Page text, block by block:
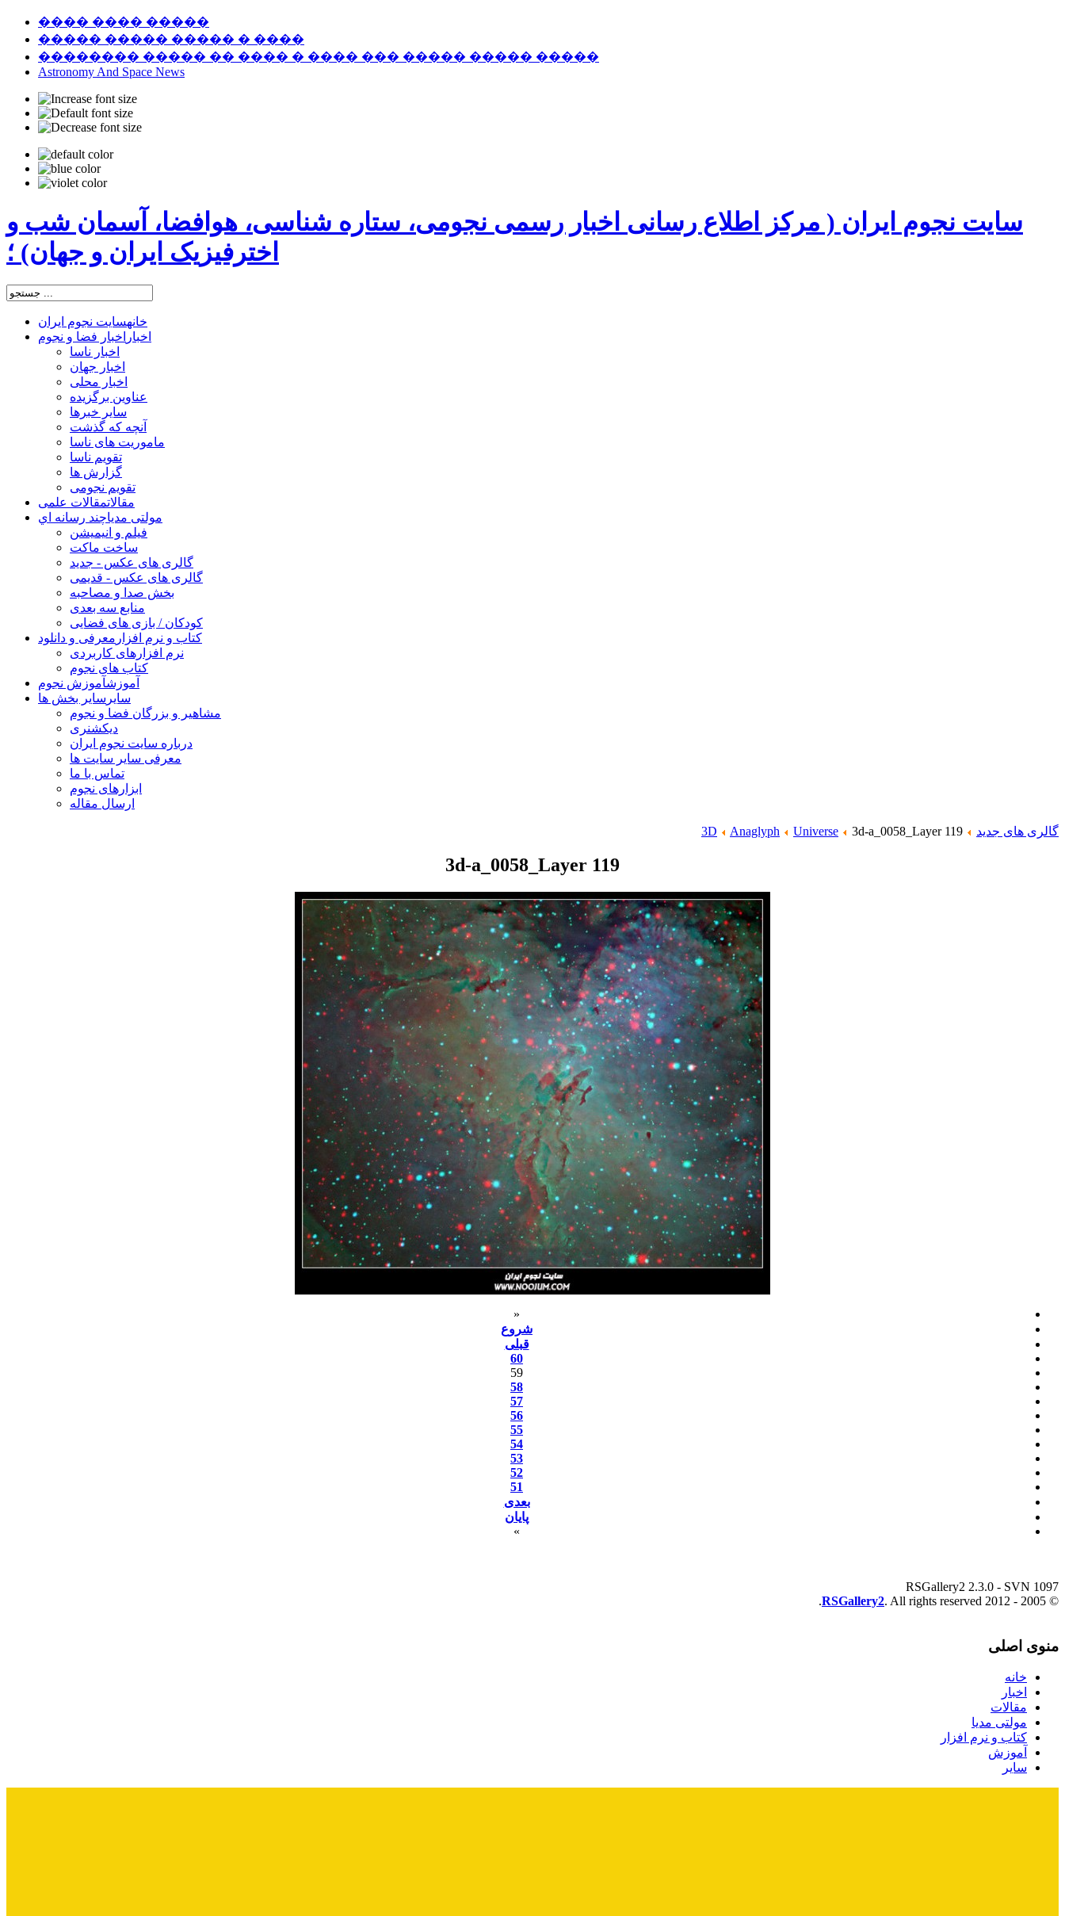
���� ���� �����
����� ����� ����� � ����
�������� ����� �� ���� � ���� ��� ����� ����� �����
Astronomy And Space News
سایت نجوم ایران ( مرکز اطلاع رسانی اخبار رسمی نجومی، ستاره شناسی، هوافضا، آسمان شب و
اخترفیزیک ایران و جهان) ؛
خانهسایت نجوم ایران
اخبار اخبار فضا و نجوم
اخبار ناسا
اخبار جهان
اخبار محلی
عناوین برگزیده
سایر خبرها
آنچه که گذشت
ماموریت های ناسا
تقویم ناسا
گزارش ها
تقویم نجومی
مقالاتمقالات علمی
مولتی مدیاچند رسانه اي
فیلم و انیمیشن
ساخت ماکت
گالری های عکس - جدید
گالری های عکس - قدیمی
بخش صدا و مصاحبه
منابع سه بعدی
کودکان / بازی های فضایی
کتاب و نرم افزار معرفی و دانلود
نرم افزارهای کاربردی
کتاب های نجوم
آموزشآموزش نجوم
سایر سایر بخش ها
مشاهیر و بزرگان فضا و نجوم
دیکشنری
درباره سایت نجوم ایران
معرفی سایر سایت ها
تماس با ما
ابزارهای نجوم
ارسال مقاله
گالری های جدید 3D Anaglyph Universe 3d-a_0058_Layer 119
3d-a_0058_Layer 119
«
شروع
قبلی
60
59
58
57
56
55
54
53
52
51
بعدی
پایان
»
RSGallery2 2.3.0 - SVN 1097
© 2005 - 2012
RSGallery2. All rights reserved.
منوی اصلی
خانه
اخبار
مقالات
مولتی مدیا
کتاب و نرم افزار
آموزش
سایر